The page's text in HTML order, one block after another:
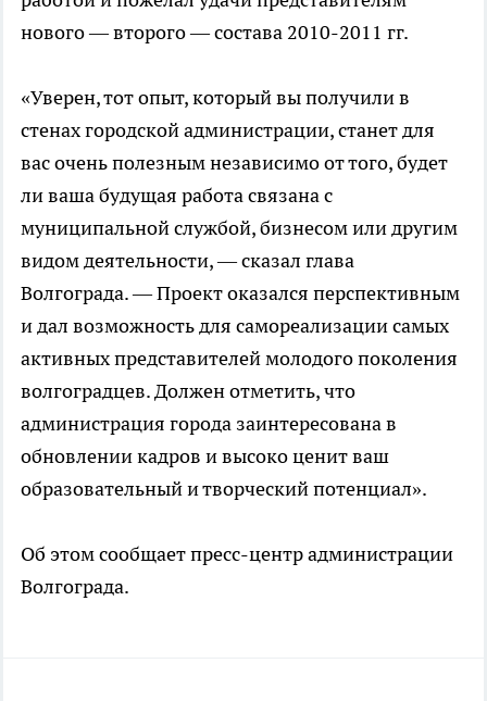
нового — второго — состава 2010-2011 гг.
«Уверен, тот опыт, который вы получили в
стенах городской администрации, станет для
вас очень полезным независимо от того, будет
ли ваша будущая работа связана с
муниципальной службой, бизнесом или другим
видом деятельности, — сказал глава
Волгограда. — Проект оказался перспективным
и дал возможность для самореализации самых
активных представителей молодого поколения
волгоградцев. Должен отметить, что
администрация города заинтересована в
обновлении кадров и высоко ценит ваш
образовательный и творческий потенциал».
Об этом сообщает пресс-центр администрации
Волгограда.